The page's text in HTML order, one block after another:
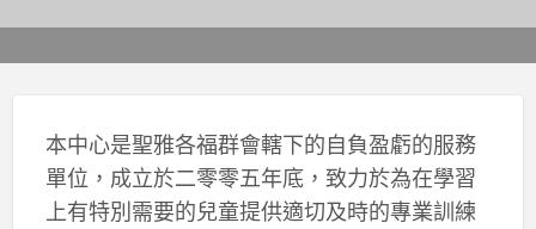
本中心是聖雅各福群會轄下的自負盈虧的服務
單位，成立於二零零五年底，致力於為在學習
上有特別需要的兒童提供適切及時的專業訓練